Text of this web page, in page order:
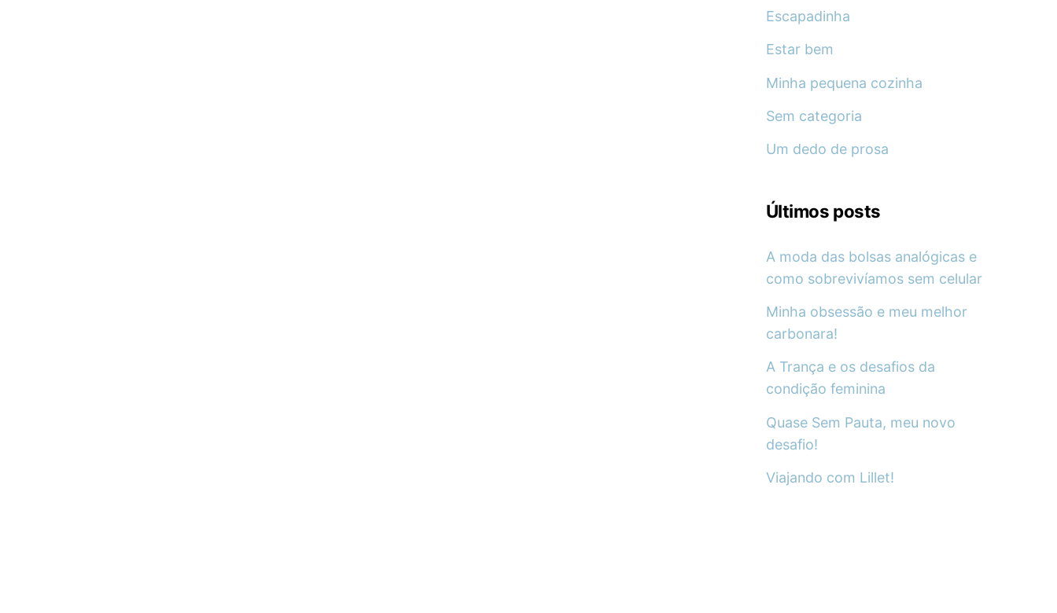
Escapadinha
Estar bem
Minha pequena cozinha
Sem categoria
Um dedo de prosa
Últimos posts
A moda das bolsas analógicas e
como sobrevivíamos sem celular
Minha obsessão e meu melhor
carbonara!
A Trança e os desafios da
condição feminina
Quase Sem Pauta, meu novo
desafio!
Viajando com Lillet!